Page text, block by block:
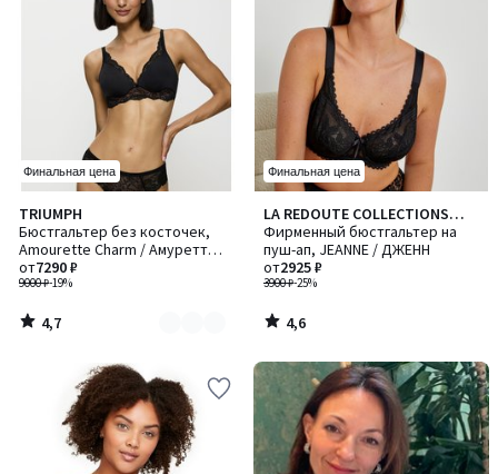
Финальная цена
TRIUMPH
Бюстгальтер без косточек,
Amourette Charm / Амуретт
Шарм
9000 ₽-19%
от7290 ₽
4,7
/ 5
Количество
цветов:
2
4,7
/
Финальная цена
LA REDOUTE COLLECTIONS
PLUS
Фирменный бюстгальтер на
пуш-ап, JEANNE / ДЖЕНН
3900 ₽-25%
от2925 ₽
4,6
/ 5
4,6
/
-